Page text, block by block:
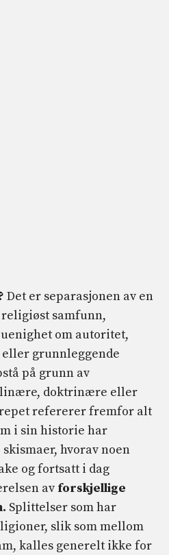
Det er separasjonen av en
samfunn,
om autoritet,
grunnleggende
på grunn av
doktrinære eller
refererer fremfor alt
i sin historie har
hvorav noen
og fortsatt i dag
av forskjellige
Splittelser som har
slik som mellom
kalles generelt ikke for